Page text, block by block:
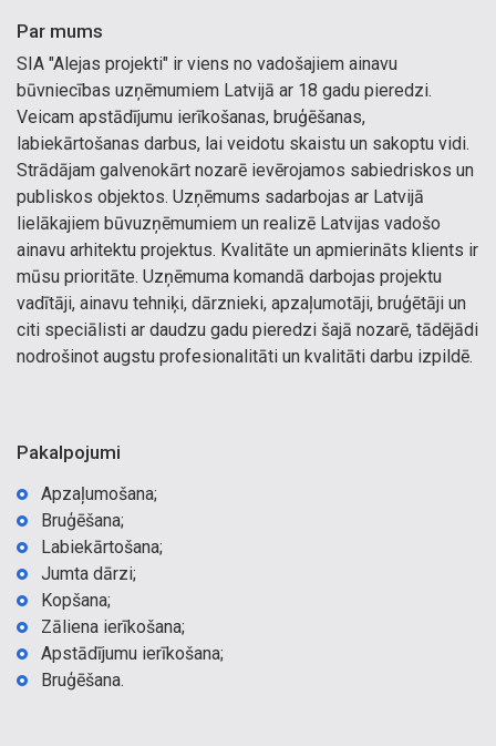
Par mums
SIA "Alejas projekti" ir viens no vadošajiem ainavu
būvniecības uzņēmumiem Latvijā ar 18 gadu pieredzi.
Veicam apstādījumu ierīkošanas, bruģēšanas,
labiekārtošanas darbus, lai veidotu skaistu un sakoptu vidi.
Strādājam galvenokārt nozarē ievērojamos sabiedriskos un
publiskos objektos. Uzņēmums sadarbojas ar Latvijā
lielākajiem būvuzņēmumiem un realizē Latvijas vadošo
ainavu arhitektu projektus. Kvalitāte un apmierināts klients ir
mūsu prioritāte. Uzņēmuma komandā darbojas projektu
vadītāji, ainavu tehniķi, dārznieki, apzaļumotāji, bruģētāji un
citi speciālisti ar daudzu gadu pieredzi šajā nozarē, tādējādi
nodrošinot augstu profesionalitāti un kvalitāti darbu izpildē.
Pakalpojumi
Apzaļumošana;
Bruģēšana;
Labiekārtošana;
Jumta dārzi;
Kopšana;
Zāliena ierīkošana;
Apstādījumu ierīkošana;
Bruģēšana.